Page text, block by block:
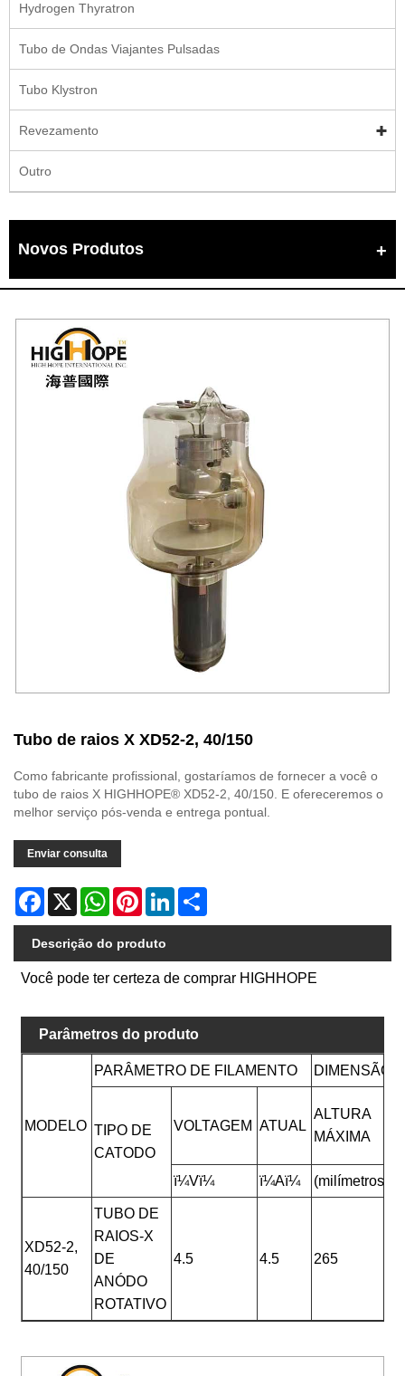
Hydrogen Thyratron
Tubo de Ondas Viajantes Pulsadas
Tubo Klystron
Revezamento
Outro
Novos Produtos
Tubo de raios X XD52-2, 40/150
Como fabricante profissional, gostaríamos de fornecer a você o
tubo de raios X HIGHHOPE® XD52-2, 40/150. E ofereceremos o
melhor serviço pós-venda e entrega pontual.
Enviar consulta
Facebook
X WhatsAppPinterestLinkedIn
Descrição do produto
Você pode ter certeza de comprar HIGHHOPE
Parâmetros do produto
MODELO
PARÂMETRO DE FILAMENTO DIMENSÃO
TIPO DE
CATODO
VOLTAGEM ATUAL
ALTURA
MÁXIMA
ï¼Vï¼ ï¼Aï¼ (milímetros)
XD52-2,
40/150
TUBO DE
RAIOS-X
DE
ANÓDO
ROTATIVO
4.5 4.5 265